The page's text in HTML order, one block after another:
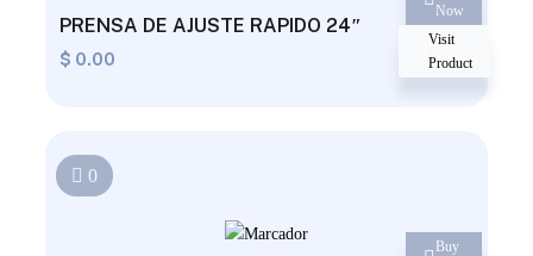
Now
Visit
Product
PRENSA DE AJUSTE RAPIDO 24″
$ 0.00
Buy
0